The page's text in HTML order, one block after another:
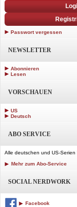
Passwort vergessen
NEWSLETTER
Abonnieren
Lesen
VORSCHAUEN
US
Deutsch
ABO SERVICE
Alle deutschen und US-Serien
Mehr zum Abo-Service
SOCIAL NERDWORK
Facebook